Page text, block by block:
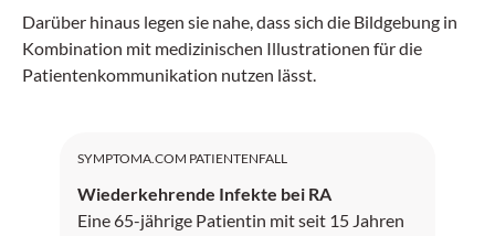
Darüber hinaus legen sie nahe, dass sich die Bildgebung in
Kombination mit medizinischen Illustrationen für die
Patientenkommunikation nutzen lässt.
SYMPTOMA.COM PATIENTENFALL
Wiederkehrende Infekte bei RA
Eine 65-jährige Patientin mit seit 15 Jahren